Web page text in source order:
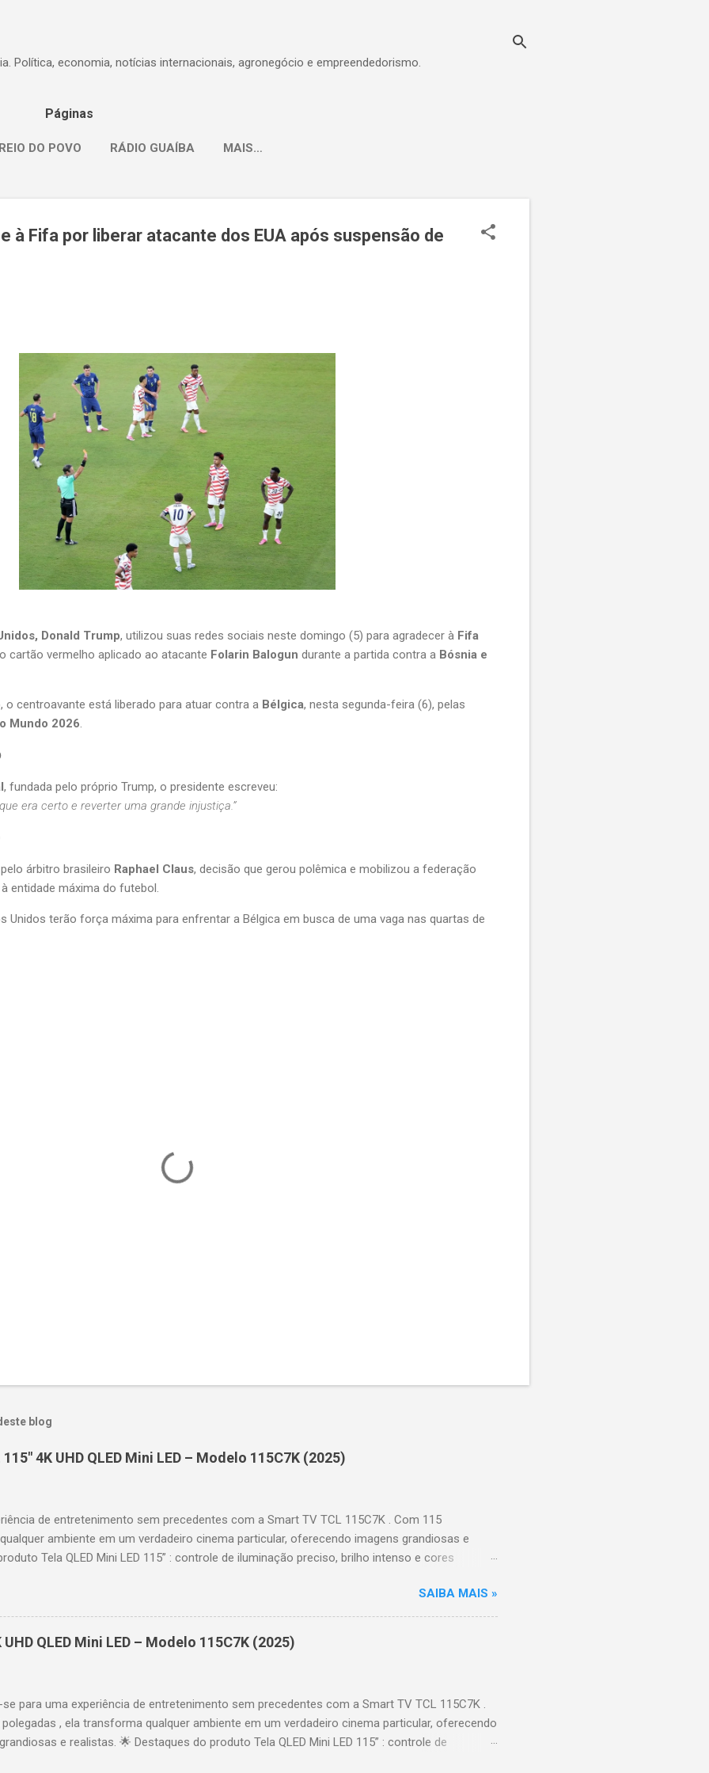
Política, economia, notícias internacionais, agronegócio e empreendedorismo.
Páginas
DO POVO RÁDIO GUAÍBA MAIS…
à Fifa por liberar atacante dos EUA após suspensão de
Donald Trump, utilizou suas redes sociais neste domingo (5) para agradecer à Fifa
cartão vermelho aplicado ao atacante Folarin Balogun durante a partida contra a Bósnia e
o centroavante está liberado para atuar contra a Bélgica
Mundo 2026.
era certo e reverter uma grande injustiça.”
árbitro brasileiro Raphael Claus, decisão que gerou polêmica e mobilizou a federação
entidade máxima do futebol.
Unidos terão força máxima para enfrentar a Bélgica em busca de uma vaga nas quartas de
blog
4K UHD QLED Mini LED – Modelo 115C7K (2025)
de entretenimento sem precedentes com a Smart TV TCL 115C7K . Com 115
ambiente em um verdadeiro cinema particular, oferecendo imagens grandiosas e
Tela QLED Mini LED 115” : controle de iluminação preciso, brilho intenso e cores
imagens e movimentos fluidos. Taxa de atualização nativa de 144Hz (até 240Hz com DLG) :
garantindo fluidez e resposta imediata. Google TV integrado : interface intuitiva,
e acesso a aplicativos como YouTube, Netflix, Disney+, Prime Video, HBO Max e muito
de voz para facilitar sua navegação. 📐 Design e dimensões Largura: 256,6 cm |
44,5 cm Peso: 99,8 kg (229,3 kg com embalagem) Estrutura imponen...
SAIBA MAIS »
QLED Mini LED – Modelo 115C7K (2025)
se para uma experiência de entretenimento sem precedentes com a Smart TV TCL 115C7K .
, ela transforma qualquer ambiente em um verdadeiro cinema particular, oferecendo
e realistas. 🌟 Destaques do produto Tela QLED Mini LED 115” : controle de